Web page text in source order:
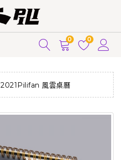
0 0
2021Pilifan 風雲桌曆